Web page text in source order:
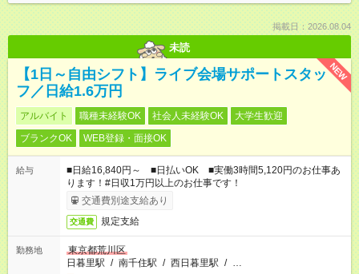
掲載日：2026.08.04
未読
NEW
【1日～自由シフト】ライブ会場サポートスタッ
フ／日給1.6万円
アルバイト 職種未経験OK 社会人未経験OK
大学生歓迎
ブランクOK
WEB登録・面接OK
給与
■日給16,840円～ ■日払いOK ■実働3時間5,120円のお仕事あ
ります！#日収1万円以上のお仕事です！
交通費別途支給あり
交通費 規定支給
勤務地
東京都荒川区
日暮里駅 / 南千住駅 / 西日暮里駅 / …